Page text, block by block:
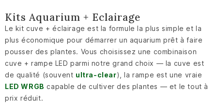
Kits Aquarium + Eclairage
Le kit cuve + éclairage est la formule la plus simple et la
plus économique pour démarrer un aquarium prêt à faire
pousser des plantes. Vous choisissez une combinaison
cuve + rampe LED parmi notre grand choix — la cuve est
de qualité (souvent ultra-clear), la rampe est une vraie
LED WRGB capable de cultiver des plantes — et le tout à
prix réduit.